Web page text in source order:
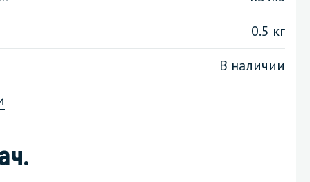
0.5 кг
В наличии